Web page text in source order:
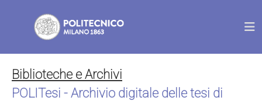
Biblioteche e Archivi
POLITesi - Archivio digitale delle tesi di